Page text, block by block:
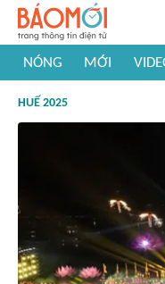
NÓNG MỚI
#Khám phá thế giới
HUẾ 2025